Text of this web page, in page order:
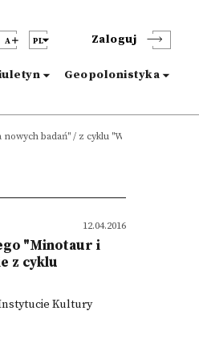
A PL Zaloguj
Geopolonistyka
badań" / z cyklu "Warszawskie
12.04.2016
"Minotaur i
z cyklu
Kultury